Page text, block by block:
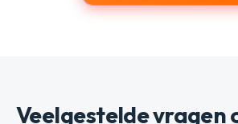
Veelgestelde vragen